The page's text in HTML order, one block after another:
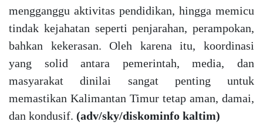
mengganggu aktivitas pendidikan, hingga memicu
tindak kejahatan seperti penjarahan, perampokan,
bahkan kekerasan. Oleh karena itu, koordinasi
yang solid antara pemerintah, media, dan
masyarakat dinilai sangat penting untuk
memastikan Kalimantan Timur tetap aman, damai,
dan kondusif. (adv/sky/diskominfo kaltim)